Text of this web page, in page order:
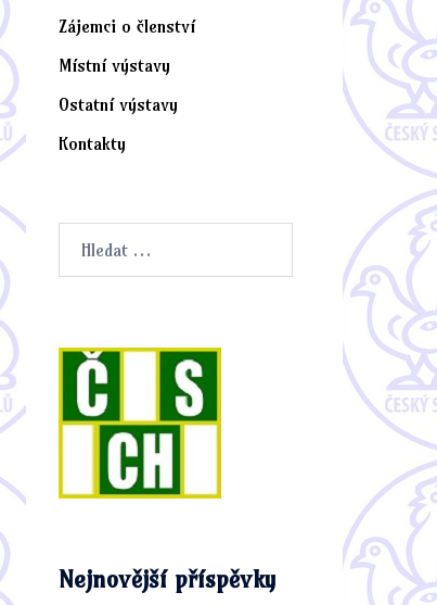
Zájemci o členství
Místní výstavy
Ostatní výstavy
Kontakty
Nejnovější příspěvky